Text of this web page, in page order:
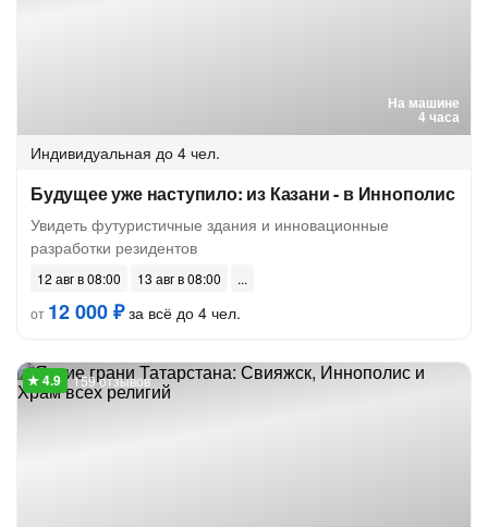
На машине
4 часа
Индивидуальная до 4 чел.
Будущее уже наступило: из Казани - в Иннополис
Увидеть футуристичные здания и инновационные
разработки резидентов
12 авг в 08:00
13 авг в 08:00
от 12 000 ₽за всё до 4 чел.
159 отзывов